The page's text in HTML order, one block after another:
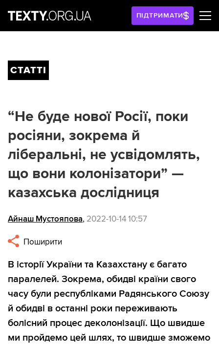
ПІДТРИМАТИ
СТАТТІ
“Не буде нової Росії, поки
росіяни, зокрема й
ліберальні, не усвідомлять,
що вони колонізатори” —
казахська дослідниця
Айнаш Мустояпова, 2022-10-14 10:57
Поширити
В історії України та Казахстану є багато
паралелей. Зокрема, обидві країни свого
часу були республіками Радянського Союзу
й обидві в останні роки переживають
болісний процес деколонізації. Що швидше
ми пройдемо цей шлях, то швидше зможемо